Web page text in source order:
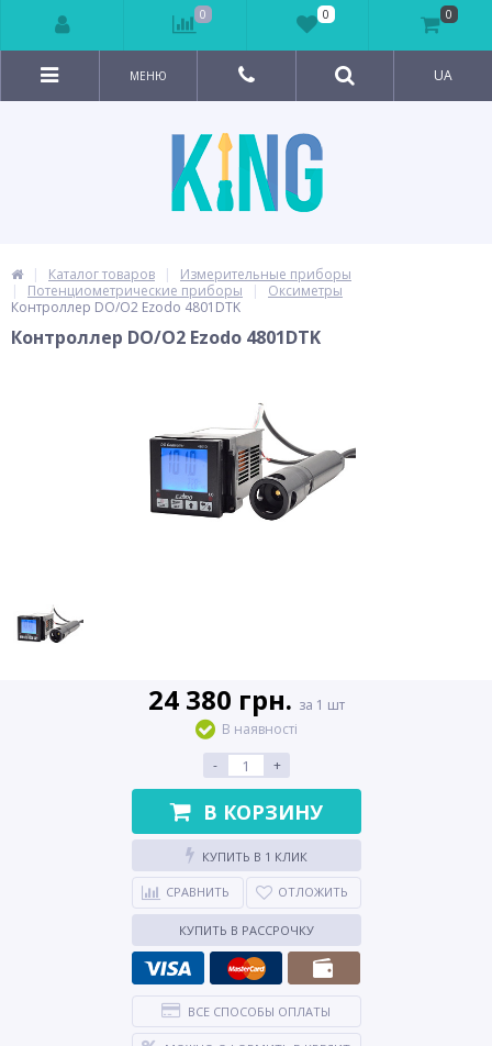
МЕНЮ UA
Каталог товаров
Измерительные приборы
Потенциометрические приборы
Оксиметры
Контроллер DO/O2 Ezodo 4801DTK
Контроллер DO/O2 Ezodo 4801DTK
24 380 грн. за 1 шт
В наявності
-
+
В КОРЗИНУ
КУПИТЬ В 1 КЛИК
СРАВНИТЬ ОТЛОЖИТЬ
КУПИТЬ В РАССРОЧКУ
ВСЕ СПОСОБЫ ОПЛАТЫ
0 0 0